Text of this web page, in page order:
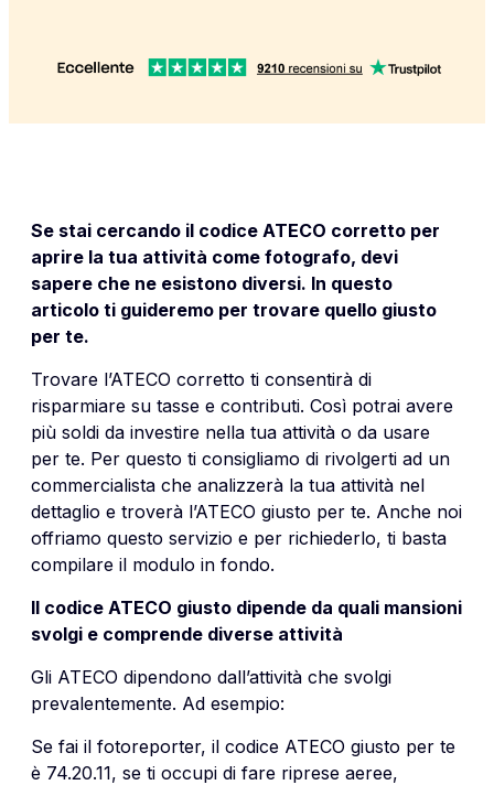
Se stai cercando il codice ATECO corretto per
aprire la tua attività come fotografo, devi
sapere che ne esistono diversi. In questo
articolo ti guideremo per trovare quello giusto
per te.
Trovare l’ATECO corretto ti consentirà di
risparmiare su tasse e contributi. Così potrai avere
più soldi da investire nella tua attività o da usare
per te. Per questo ti consigliamo di rivolgerti ad un
commercialista che analizzerà la tua attività nel
dettaglio e troverà l’ATECO giusto per te. Anche noi
offriamo questo servizio e per richiederlo, ti basta
compilare il modulo in fondo.
Il codice ATECO giusto dipende da quali mansioni
svolgi e comprende diverse attività
Gli ATECO dipendono dall’attività che svolgi
prevalentemente. Ad esempio:
Se fai il fotoreporter, il codice ATECO giusto per te
è 74.20.11, se ti occupi di fare riprese aeree,